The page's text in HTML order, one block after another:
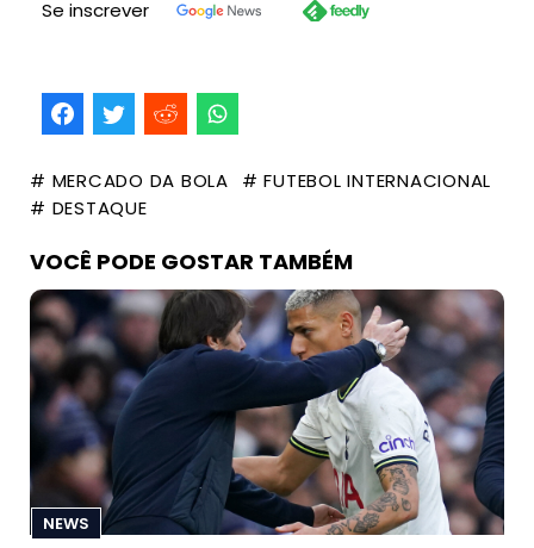
Se inscrever
# MERCADO DA BOLA
# FUTEBOL INTERNACIONAL
# DESTAQUE
VOCÊ PODE GOSTAR TAMBÉM
NEWS